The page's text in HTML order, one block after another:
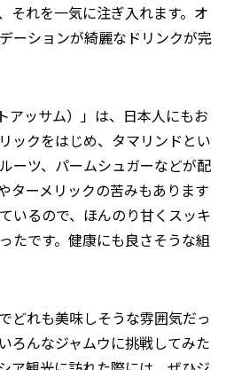
それを一気に注ぎ入れます。オ
ーションが綺麗なドリンクが完
アッサム）」は、日本人にもお
ックをはじめ、タマリンドとい
ーツ、パームシュガーなどが配
ターメリックの苦みもあります
いるので、ほんのり甘くスッキ
たです。健康にも良さそうな組
どれも美味しそうな雰囲気だっ
ろんなジャムウに挑戦してみた